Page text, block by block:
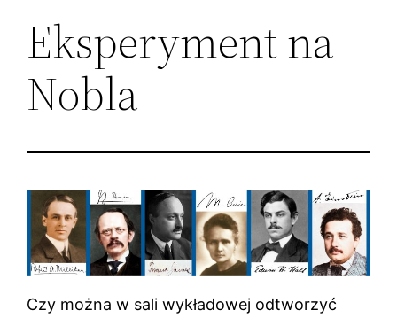
Eksperyment na
Nobla
Czy można w sali wykładowej odtworzyć